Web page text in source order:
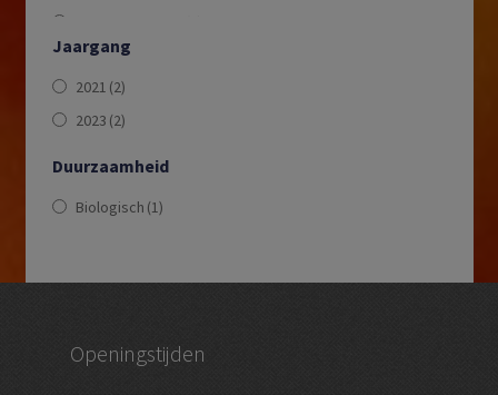
Syrah(1)
Jaargang
2021 (2)
2023 (2)
Duurzaamheid
Biologisch (1)
Openingstijden